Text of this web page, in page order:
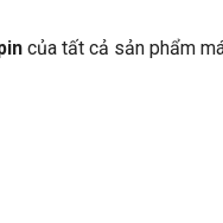
của tất cả sản phẩm